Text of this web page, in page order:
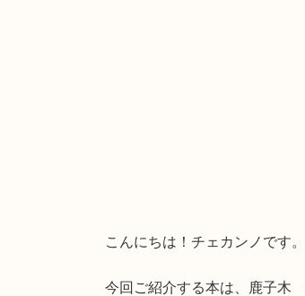
こんにちは！チェカンノです。
今回ご紹介する本は、鹿子木